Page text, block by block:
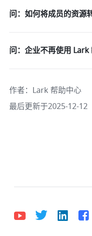
问：如何将成员的资源
问：企业不再使用 Lark
作者： Lark 帮助中心
最后更新于2025-12-12